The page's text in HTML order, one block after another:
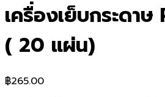
เครื่องเย็บกระดา
( 20 แผ่น)
฿265.00